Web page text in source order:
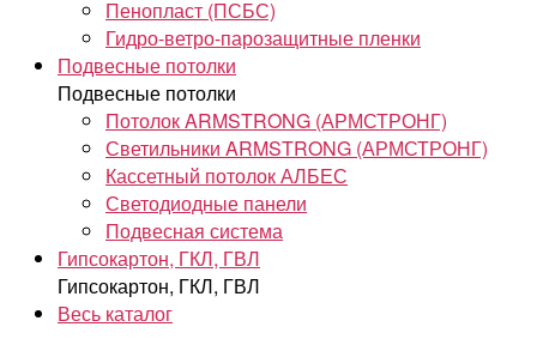
Пенопласт (ПСБС)
Гидро-ветро-парозащитные пленки
Подвесные потолки
Подвесные потолки
Потолок ARMSTRONG (АРМСТРОНГ)
Светильники ARMSTRONG (АРМСТРОНГ)
Кассетный потолок АЛБЕС
Светодиодные панели
Подвесная система
Гипсокартон, ГКЛ, ГВЛ
Гипсокартон, ГКЛ, ГВЛ
Весь каталог